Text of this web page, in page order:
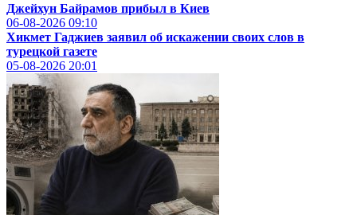
Джейхун Байрамов прибыл в Киев
06-08-2026 09:10
Хикмет Гаджиев заявил об искажении своих слов в
турецкой газете
05-08-2026 20:01